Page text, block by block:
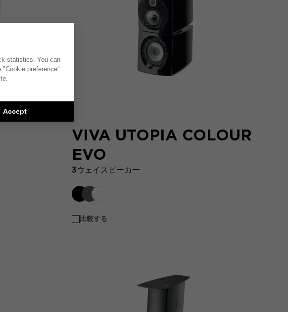
VIVA UTOPIA COLOUR
EVO
3ウェイスピーカー
比較する